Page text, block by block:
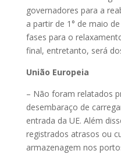
governadores para a
a partir de 1° de maio
fases para o
final, entretanto, será
União Europeia
– Não foram relatados
desembaraço de
entrada da UE. Além
registrados atrasos ou
armazenagem nos